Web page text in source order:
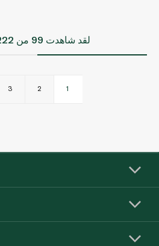
لقد شاهدت 99 من 222 المنتجات
1
2
3